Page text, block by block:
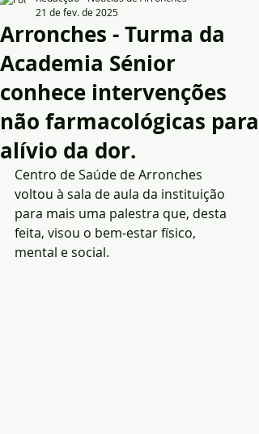
Arronches - Turma da
Academia Sénior
conhece intervenções
não farmacológicas para
alívio da dor.
21 de fev. de 2025
Centro de Saúde de Arronches
voltou à sala de aula da instituição
para mais uma palestra que, desta
feita, visou o bem-estar físico,
mental e social.